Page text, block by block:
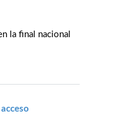
la final nacional